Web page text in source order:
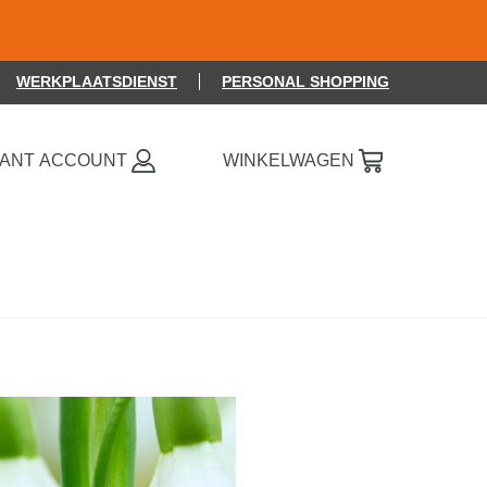
WERKPLAATSDIENST PERSONAL SHOPPING
ITEMS OP JE VERLANGLIJSTJE
ACCOUNT WINKELWAGEN